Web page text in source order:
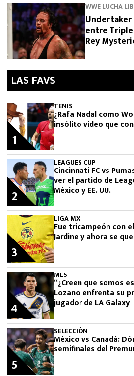
WWE LUCHA
Undertaker
entre Triple
Rey
LAS FAVS
TENIS
¿Rafa Nadal como
insólito video que
1
LEAGUES CUP
Cincinnati FC vs
ver el partido de
México y EE. UU.
2
LIGA MX
Fue tricampeón con
Jardine y ahora se
3
MLS
“¿Creen que somos
Lozano enfrenta su
jugador de LA Galaxy
4
SELECCIÓN
México vs Canadá:
semifinales del
5